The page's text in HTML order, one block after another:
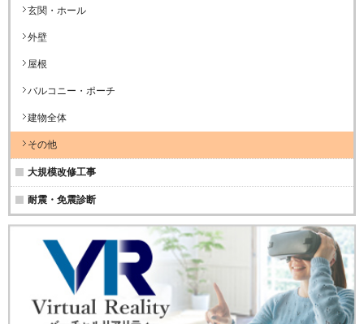
玄関・ホール
外壁
屋根
バルコニー・ポーチ
建物全体
その他
大規模改修工事
耐震・免震診断